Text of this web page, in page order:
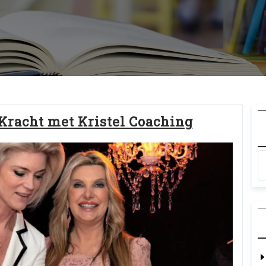
met Kristel Coaching